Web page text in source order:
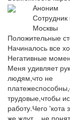
Аноним
Сотрудник
Москвы
Положительные
Начиналось все
Негативные
Меня удивляет
людям,что не
трудовые,чтобы
работу.Чего 'кота
же ждут....не